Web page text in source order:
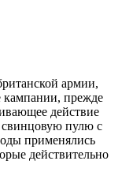
армии,
кампании, прежде
действие
свинцовую пулю с
применялись
действительно